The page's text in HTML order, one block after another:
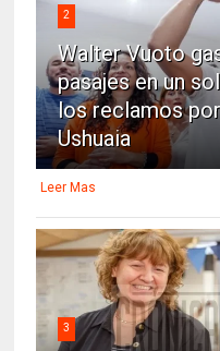
2
Walter Vuoto
pasajes en un
los reclamos
Ushuaia
Leer Mas
3